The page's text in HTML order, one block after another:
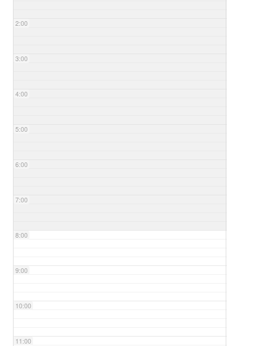
2:00
3:00
4:00
5:00
6:00
7:00
8:00
9:00
10:00
11:00